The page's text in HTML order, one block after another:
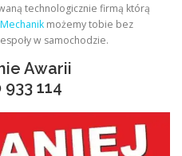
technologicznie firmą którą
możemy tobie bez
w samochodzie.
Awarii
933 114